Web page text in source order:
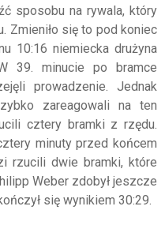
sposobu na rywala, który
Zmieniło się to pod koniec
10:16 niemiecka drużyna
39. minucie po bramce
prowadzenie. Jednak
zareagowali na ten
cztery bramki z rzędu.
minuty przed końcem
rzucili dwie bramki, które
Weber zdobył jeszcze
się wynikiem 30:29.